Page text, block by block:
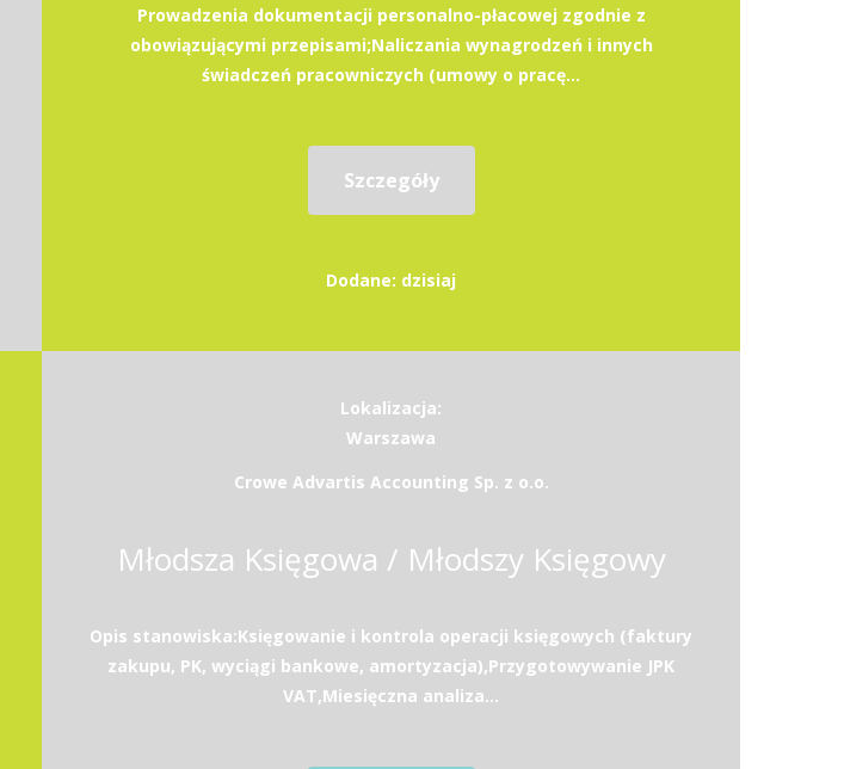
Prowadzenia dokumentacji personalno-płacowej zgodnie z
obowiązującymi przepisami;Naliczania wynagrodzeń i innych
świadczeń pracowniczych (umowy o pracę...
Szczegóły
Dodane: dzisiaj
Lokalizacja:
Warszawa
Crowe Advartis Accounting Sp. z o.o.
Młodsza Księgowa / Młodszy Księgowy
Opis stanowiska:Księgowanie i kontrola operacji księgowych (faktury
zakupu, PK, wyciągi bankowe, amortyzacja),Przygotowywanie JPK
VAT,Miesięczna analiza...